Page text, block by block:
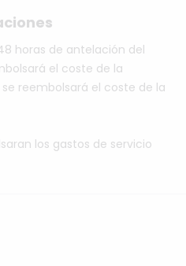
horas de antelación del
el coste de la
reembolsará el coste de la
los gastos de servicio